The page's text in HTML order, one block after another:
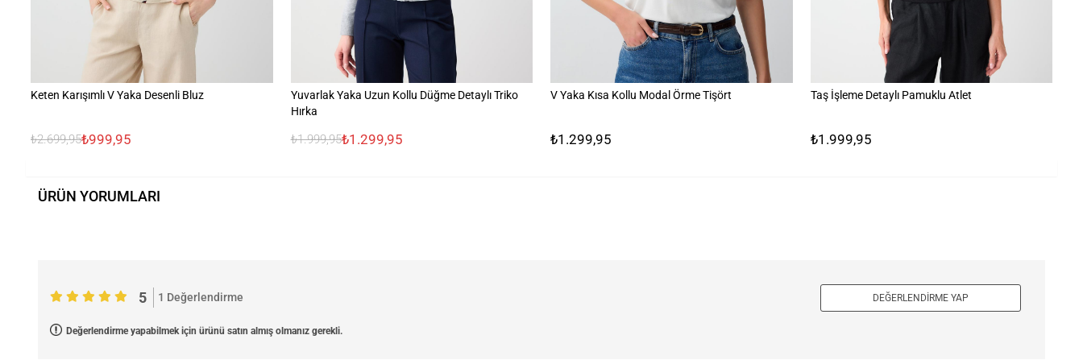
Keten Karışımlı V Yaka Desenli Bluz
₺2.699,95₺999,95
Yuvarlak Yaka Uzun Kollu Düğme Detaylı Triko
Hırka
₺1.999,95₺1.299,95
V Yaka Kısa Kollu Modal Örme Tişört
₺1.299,95
Taş İşleme Detaylı Pamuklu Atlet
₺1.999,95
ÜRÜN YORUMLARI
5 1 Değerlendirme DEĞERLENDIRME YAP
Değerlendirme yapabilmek için ürünü satın almış olmanız gerekli.